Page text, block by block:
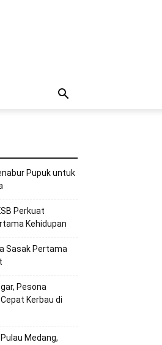
Pupuk untuk
Perkuat
Kehidupan
Sasak Pertama
Pesona
Kerbau di
Medang,